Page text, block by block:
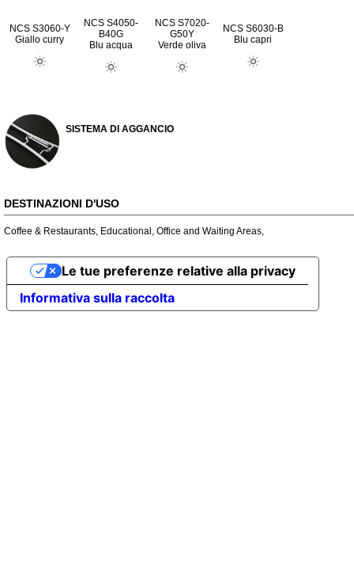
NCS S3060-Y
Giallo curry
NCS S4050-
B40G
Blu acqua
NCS S7020-
G50Y
Verde oliva
NCS S6030-B
Blu capri
SISTEMA DI AGGANCIO
DESTINAZIONI D'USO
Coffee & Restaurants, Educational , Office and Waiting Areas,
Informativa sulla raccolta
Le tue preferenze relative alla privacy